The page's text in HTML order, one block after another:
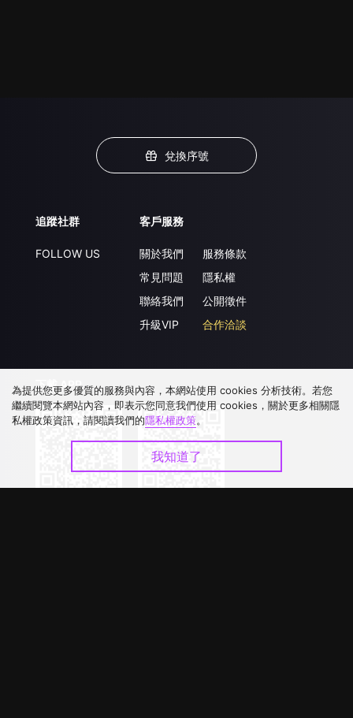
兌換序號
追蹤社群
FOLLOW US
客戶服務
關於我們
常見問題
聯絡我們
升級VIP
服務條款
隱私權
公開徵件
合作洽談
下載 APP
為提供您更多優質的服務與內容，本網站使用 cookies 分析技術。若您
繼續閱覽本網站內容，即表示您同意我們使用 cookies，關於更多相關隱
私權政策資訊，請閱讀我們的隱私權政策。
我知道了